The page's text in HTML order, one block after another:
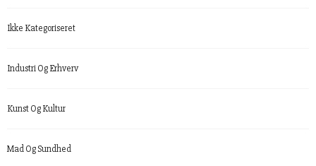
Ikke Kategoriseret
Industri Og Erhverv
Kunst Og Kultur
Mad Og Sundhed